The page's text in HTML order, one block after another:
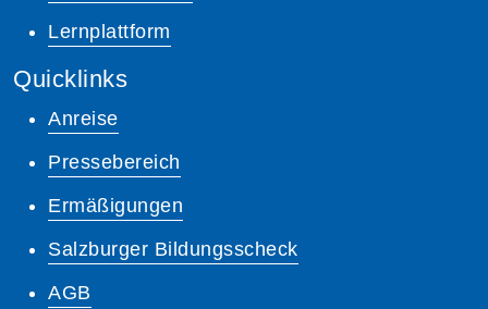
Lernplattform
Quicklinks
Anreise
Pressebereich
Ermäßigungen
Salzburger Bildungsscheck
AGB